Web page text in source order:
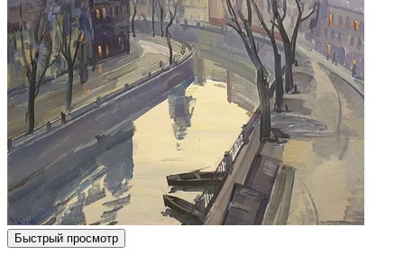
Быстрый просмотр